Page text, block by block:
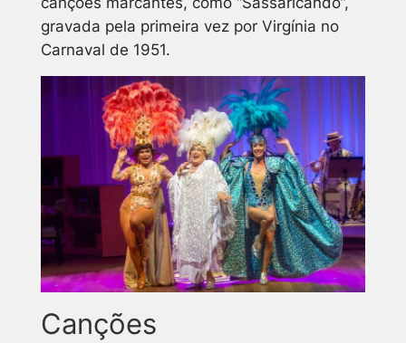
gravada pela primeira vez por Virgínia no
Carnaval de 1951.
Canções